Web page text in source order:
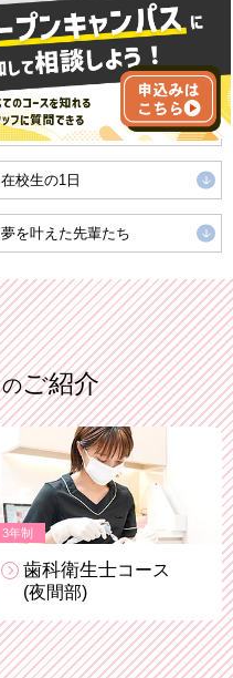
就職実績
お仕事紹介
在校生の1日
夢を叶えた先輩たち
のご紹介
3年制
歯科衛生士コース
(夜間部)